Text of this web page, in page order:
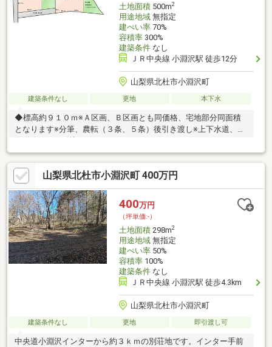
土地面積500m2
用途地域無指定
建ぺい率70%
容積率300%
建築条件なし
ＪＲ中央線 小淵沢駅 徒歩12分
山梨県北杜市小淵沢町
建築条件なし 更地 本下水
◆標高約９１０ｍ※Ａ区画、Ｂ区画とも同価格、宅地部分同面積
となります※分筆、農転（３条、５条）後引き渡し※上下水道、前
山梨県北杜市小淵沢町 400万円
400万円
（坪単価:-）
土地面積298m2
用途地域無指定
建ぺい率50%
容積率100%
建築条件なし
ＪＲ中央線 小淵沢駅 徒歩4.3km
山梨県北杜市小淵沢町
建築条件なし 更地 即引渡し可
中央道小淵沢インターから約３ｋｍの別荘地です。インター手前